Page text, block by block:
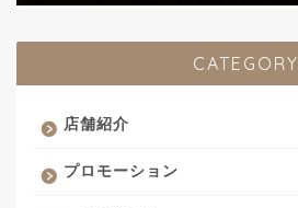
CATEGORY
店舗紹介
プロモーション